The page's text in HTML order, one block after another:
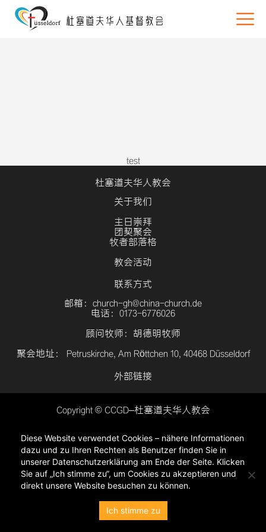
test
杜塞道夫华人教会
关于我们
主日崇拜
团契聚会
牧者部落格
教会活动
联系方式
邮箱：church-gh@china-church.de
电话：0173-6776026
顾问牧师：胡德明牧师
聚会地址： Petruskirche, Am Röttchen 10, 40468 Düsseldorf
外部链接
Copyright © CCGD–杜塞道夫华人教会
隐私政策
Diese Website verwendet Cookies – nähere Informationen
dazu und zu Ihren Rechten als Benutzer finden Sie in
unserer Datenschutzerklärung am Ende der Seite. Klicken
Sie auf „Ich stimme zu“, um Cookies zu akzeptieren und
direkt unsere Website besuchen zu können.
Ich stimme zu